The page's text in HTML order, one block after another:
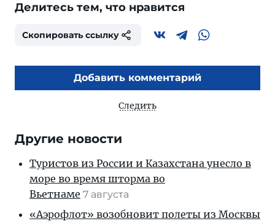
Делитесь тем, что нравится
Скопировать ссылку
Добавить комментарий
Следить
Другие новости
Туристов из России и Казахстана унесло в
море во время шторма во
Вьетнаме 7 августа
«Аэрофлот» возобновит полеты из Москвы